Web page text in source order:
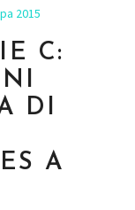
2015
C:
DI
A